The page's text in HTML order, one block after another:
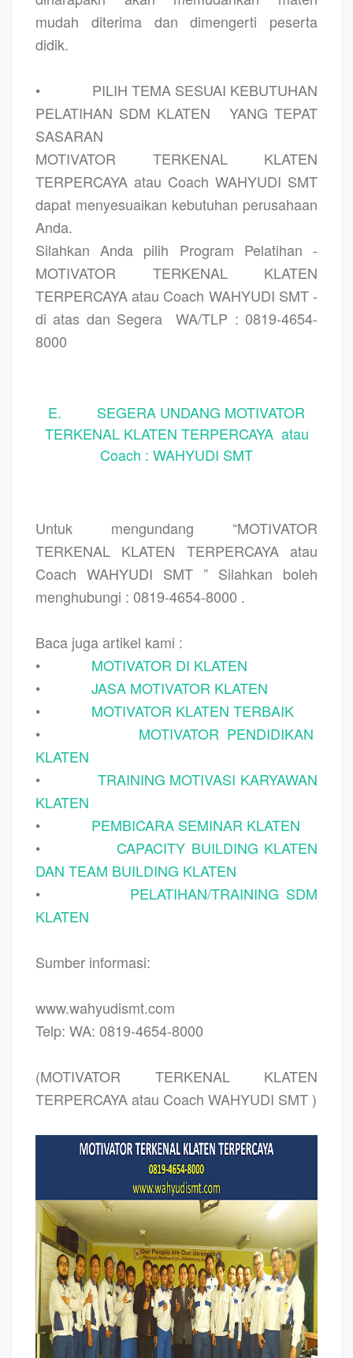
mudah diterima dan dimengerti peserta
didik.
•
PILIH TEMA SESUAI KEBUTUHAN
PELATIHAN SDM KLATEN
YANG TEPAT
SASARAN
MOTIVATOR TERKENAL KLATEN
TERPERCAYA atau Coach WAHYUDI SMT
dapat menyesuaikan kebutuhan perusahaan
Anda.
Silahkan Anda pilih Program Pelatihan -
MOTIVATOR TERKENAL KLATEN
TERPERCAYA atau Coach WAHYUDI SMT -
di atas dan Segera
WA/TLP : 0819-4654-
8000
E. SEGERA UNDANG MOTIVATOR
TERKENAL KLATEN TERPERCAYA atau
Coach : WAHYUDI SMT
Untuk mengundang “MOTIVATOR
TERKENAL KLATEN TERPERCAYA atau
Coach WAHYUDI SMT ” Silahkan boleh
menghubungi : 0819-4654-8000 .
Baca juga artikel kami :
•
MOTIVATOR DI KLATEN
•
JASA MOTIVATOR KLATEN
•
MOTIVATOR KLATEN TERBAIK
•
MOTIVATOR PENDIDIKAN
KLATEN
•
TRAINING MOTIVASI KARYAWAN
KLATEN
•
PEMBICARA SEMINAR KLATEN
•
CAPACITY BUILDING KLATEN
DAN TEAM BUILDING KLATEN
•
PELATIHAN/TRAINING SDM
KLATEN
Sumber informasi:
www.wahyudismt.com
Telp: WA: 0819-4654-8000
(MOTIVATOR TERKENAL KLATEN
TERPERCAYA atau Coach WAHYUDI SMT )